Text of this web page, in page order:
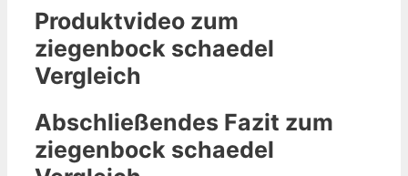
Produktvideo zum
ziegenbock schaedel
Vergleich
Abschließendes Fazit zum
ziegenbock schaedel